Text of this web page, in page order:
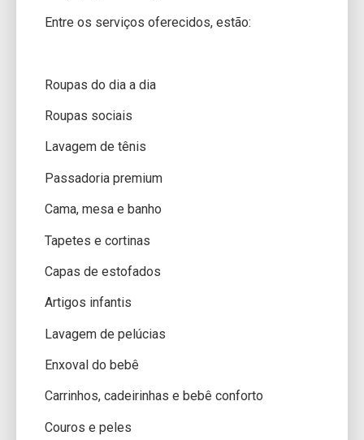
Entre os serviços oferecidos, estão:
Roupas do dia a dia
Roupas sociais
Lavagem de tênis
Passadoria premium
Cama, mesa e banho
Tapetes e cortinas
Capas de estofados
Artigos infantis
Lavagem de pelúcias
Enxoval do bebê
Carrinhos, cadeirinhas e bebê conforto
Couros e peles